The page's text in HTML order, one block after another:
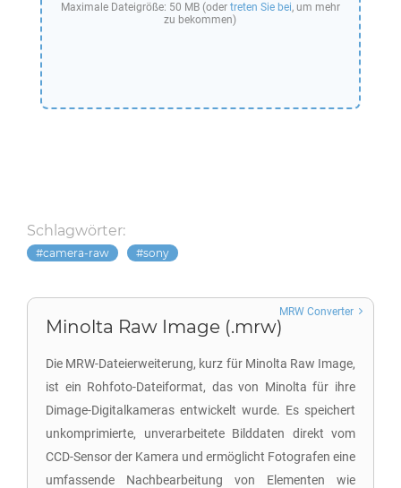
Maximale Dateigröße: 50 MB (oder treten Sie bei, um mehr
zu bekommen)
Schlagwörter:
camera-raw sony
Minolta Raw Image (.mrw)
Die MRW-Dateierweiterung, kurz für Minolta Raw Image,
ist ein Rohfoto-Dateiformat, das von Minolta für ihre
Dimage-Digitalkameras entwickelt wurde. Es speichert
unkomprimierte, unverarbeitete Bilddaten direkt vom
CCD-Sensor der Kamera und ermöglicht Fotografen eine
umfassende Nachbearbeitung von Elementen wie
MRW Converter